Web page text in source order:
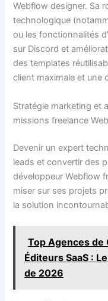
Webflow designer. Sa
technologique
ou les fonctionnalités
sur Discord et
des templates
client maximale et une
Stratégie marketing et
missions freelance
Devenir un expert
leads et convertir des
développeur Webflow
miser sur ses projets
la solution
Top Agences de
Éditeurs SaaS :
de 2026